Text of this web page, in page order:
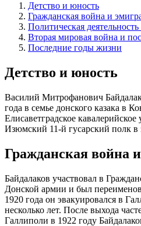
Детство и юность
Гражданская война и
Политическая
Вторая мировая война и
Последние годы жизни
Детство и юность
Василий Митрофанович
года в семье донского казака в
Елисаветградское
Изюмский 11-й гусарский полк в
Гражданская война
Байдалаков участвовал в
Донской армии и был
1920 года он эвакуировался в
несколько лет. После выхода
Галлиполи в 1922 году